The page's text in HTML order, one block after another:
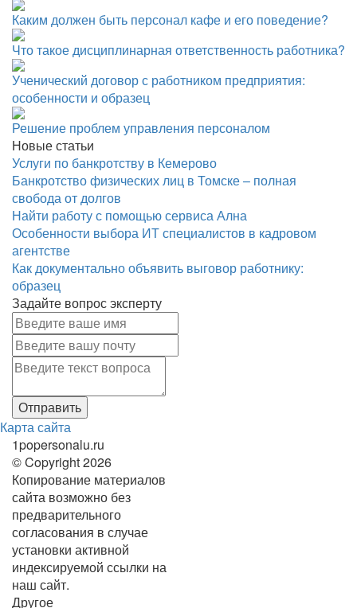
Каким должен быть персонал кафе и его поведение?
Что такое дисциплинарная ответственность работника?
Ученический договор с работником предприятия:
особенности и образец
Решение проблем управления персоналом
Новые статьи
Услуги по банкротству в Кемерово
Банкротство физических лиц в Томске – полная
свобода от долгов
Найти работу с помощью сервиса Ална
Особенности выбора ИТ специалистов в кадровом
агентстве
Как документально объявить выговор работнику:
образец
Задайте вопрос эксперту
Карта сайта
1popersonalu.ru
© Copyright 2026
Копирование материалов
сайта возможно без
предварительного
согласования в случае
установки активной
индексируемой ссылки на
наш сайт.
Другое